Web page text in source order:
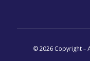
© 2026 Copyright –